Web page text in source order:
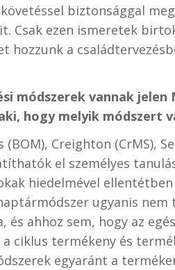
biztonsággal
Csak ezen ismeretek
hozzunk a
módszerek vannak
hogy melyik módszert
(BOM), Creighton (CrMS),
el személyes
hiedelmével
ugyanis
és ahhoz sem, hogy az
ciklus termékeny és
egyaránt a